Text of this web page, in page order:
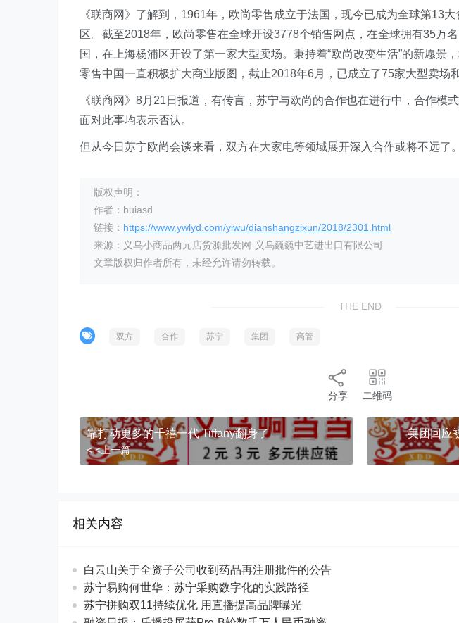
《联商网》了解到，1961年，欧尚零售成立于法国，现今已成为全球第13
区。截至2018年，欧尚零售在全球开设3778个销售网点，在全球拥有35万
国，在上海杨浦区开设了第一家大型卖场。秉持着“欧尚改变生活”的新愿景，
零售中国一直积极扩大商业版图，截止2018年6月，已成立了75家大型卖场
《联商网》8月21日报道，有传言，苏宁与欧尚的合作也在进行中，合作模
面对此事均表示否认。
但从今日苏宁欧尚会谈来看，双方在大家电等领域展开深入合作或将不远了。
版权声明：
作者：huiasd
链接： https://www.ywlyd.com/yiwu/dianshangzixun/2018/2301.html
来源：义乌小商品两元店货源批发网-义乌巍巍中艺进出口有限公司
文章版权归作者所有，未经允许请勿转载。
THE END
双方 合作 苏宁 集团 高管
分享 二维码
靠打动更多的千禧一代 Tiffany翻身了
< <上一篇
美团回应
相关内容
白云山关于全资子公司收到药品再注册批件的公告
苏宁易购何世华：苏宁采购数字化的实践路径
苏宁拼购双11持续优化 用直播提高品牌曝光